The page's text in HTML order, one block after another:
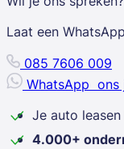
Laat een
085 7606 009
WhatsApp ons
Je auto
4.000+